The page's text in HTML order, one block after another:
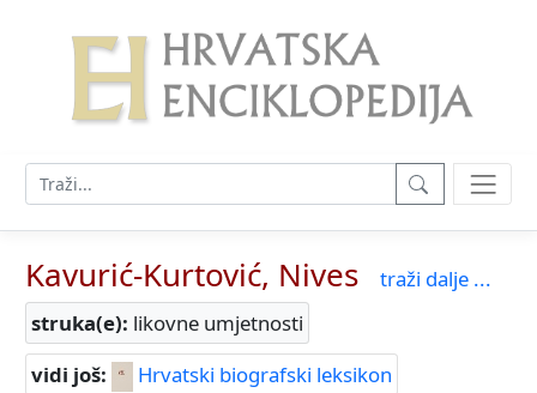
Kavurić-Kurtović, Nives
traži dalje ...
struka(e): likovne umjetnosti
vidi još:
Hrvatski biografski leksikon